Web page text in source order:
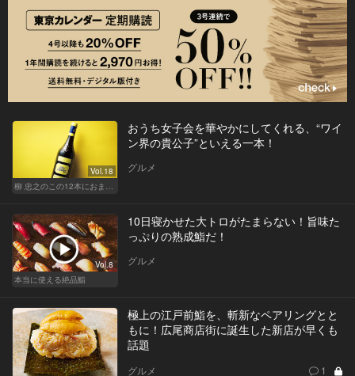
Vol.18
柳 忠之のこの12本におまかせ
おうち女子会を華やかにしてくれる、“ワイ
ン界の貴公子”といえる一本！
グルメ
Vol.8
本当に使える絶品鮨
10日寝かせた大トロがたまらない！旨味た
っぷりの熟成鮨だ！
グルメ
極上の江戸前鮨を、斬新なペアリングとと
もに！広尾商店街に誕生した新店が早くも
話題
グルメ 1